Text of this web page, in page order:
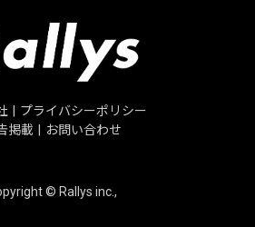
プライバシーポリシー
掲載
お問い合わせ
© Rallys inc.,